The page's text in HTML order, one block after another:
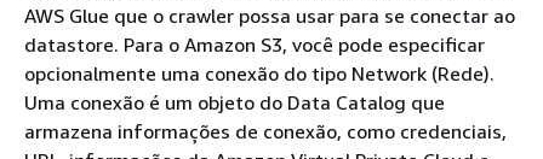
AWS Glue que o crawler possa usar para se conectar ao
datastore. Para o Amazon S3, você pode especificar
opcionalmente uma conexão do tipo Network (Rede).
Uma conexão é um objeto do Data Catalog que
armazena informações de conexão, como credenciais,